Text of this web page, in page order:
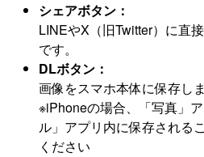
シェアボタン：
LINEやX（旧Twitter）に直
です。
DLボタン：
画像をスマホ本体に保存しま
※iPhoneの場合、「写真」
ル」アプリ内に保存される
ください